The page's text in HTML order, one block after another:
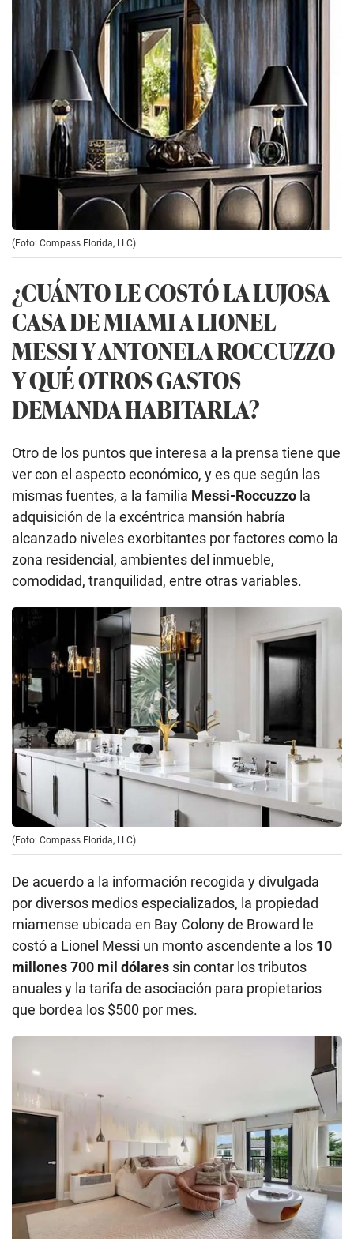
(Foto: Compass Florida, LLC)
¿CUÁNTO LE COSTÓ LA LUJOSA
CASA DE MIAMI A LIONEL
MESSI Y ANTONELA ROCCUZZO
Y QUÉ OTROS GASTOS
DEMANDA HABITARLA?
Otro de los puntos que interesa a la prensa tiene que
ver con el aspecto económico, y es que según las
mismas fuentes, a la familia Messi-Roccuzzo la
adquisición de la excéntrica mansión habría
alcanzado niveles exorbitantes por factores como la
zona residencial, ambientes del inmueble,
comodidad, tranquilidad, entre otras variables.
(Foto: Compass Florida, LLC)
De acuerdo a la información recogida y divulgada
por diversos medios especializados, la propiedad
miamense ubicada en Bay Colony de Broward le
costó a Lionel Messi un monto ascendente a los 10
millones 700 mil dólares sin contar los tributos
anuales y la tarifa de asociación para propietarios
que bordea los $500 por mes.